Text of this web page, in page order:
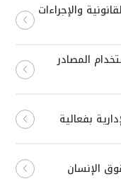
والإجراءات
المصادر
بفعالية
الإنسان